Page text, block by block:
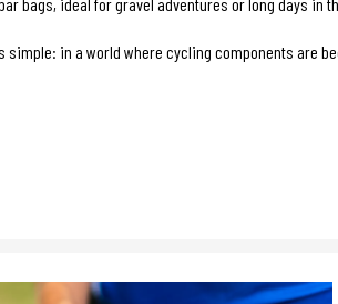
simple: in a world where cycling components are